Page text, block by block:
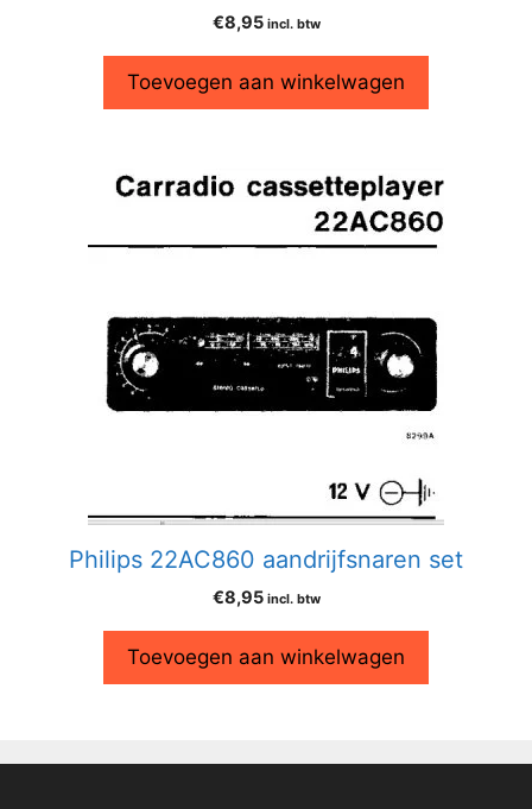
€8,95 incl. btw
Toevoegen aan winkelwagen
Philips 22AC860 aandrijfsnaren set
€8,95 incl. btw
Toevoegen aan winkelwagen